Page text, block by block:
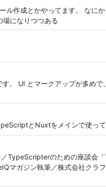
ル作成とかやってます。 なに
になりつつある
。 UI とマークアップが多め
とNuxtをメインで使って
TypeScripterのための座談会
マガジン執筆／株式会社クラ